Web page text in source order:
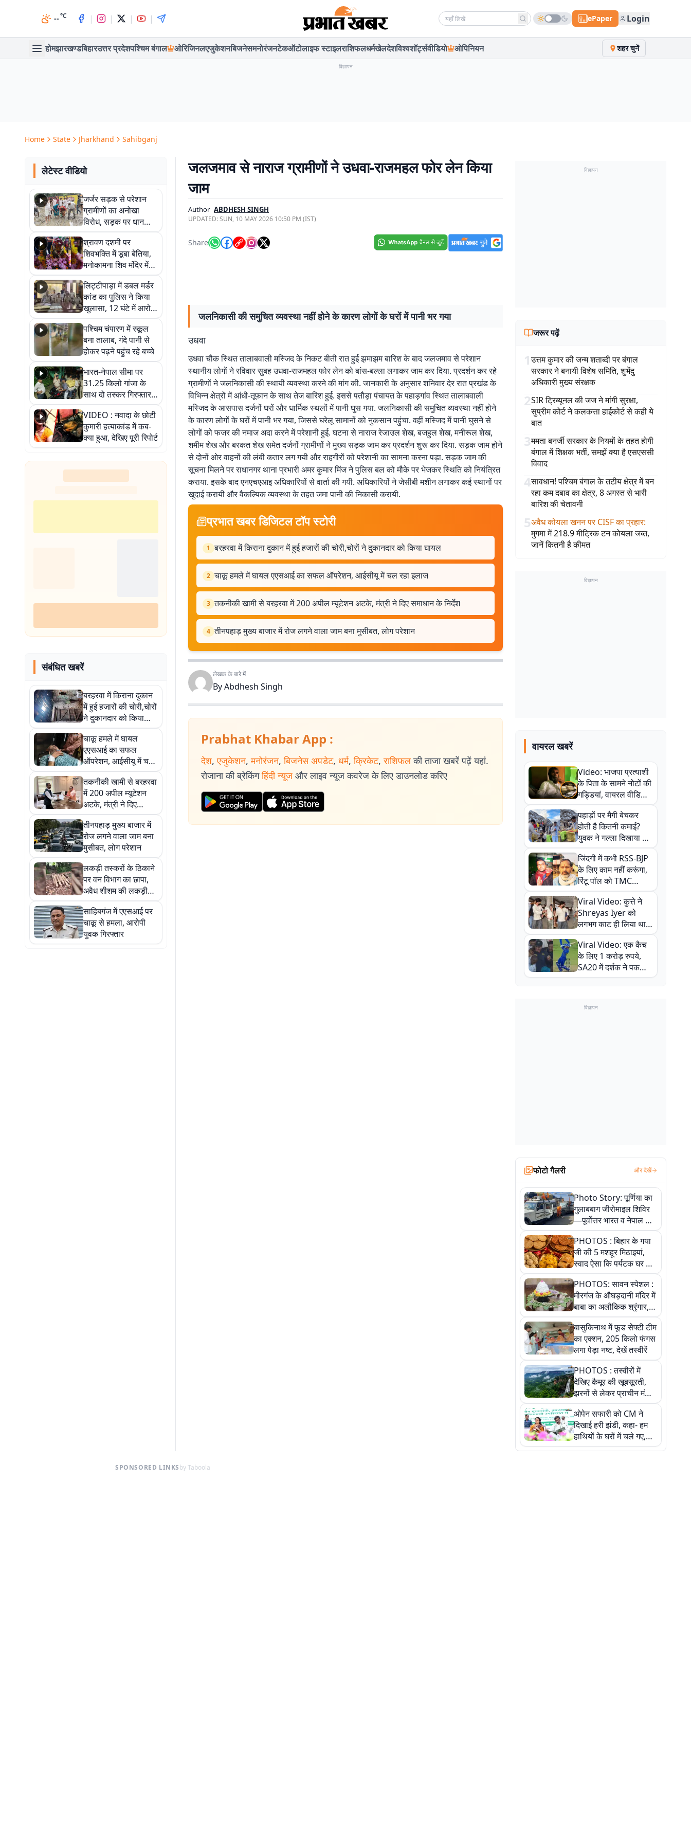
--°C | | | | Search news ePaper Login
होमझारखण्डबिहारउत्तर प्रदेशपश्चिम बंगाल ओरिजिनलएजुकेशनबिजनेसमनोरंजनटेकऑटोलाइफ स्टाइलराशिफलधर्मखेलदेशविश्वशॉर्ट्सवीडियो ओपिनियन शहर चुनें
विज्ञापन
Home State Jharkhand Sahibganj
लेटेस्ट वीडियो
जर्जर सड़क से परेशान
ग्रामीणों का अनोखा
विरोध, सड़क पर धान
रोपकर और खाद डालकर
जताया आक्रोश
श्रावण दशमी पर
शिवभक्ति में डूबा बेतिया,
मनोकामना शिव मंदिर में
हुआ भव्य श्रृंगार
लिट्टीपाड़ा में डबल मर्डर
कांड का पुलिस ने किया
खुलासा, 12 घंटे में आरोपी
गिरफ्तार
पश्चिम चंपारण में स्कूल
बना तालाब, गंदे पानी से
होकर पढ़ने पहुंच रहे बच्चे
भारत-नेपाल सीमा पर
31.25 किलो गांजा के
साथ दो तस्कर गिरफ्तार,
नेपाली नंबर की बाइक
जब्त
VIDEO : नवादा के छोटी
कुमारी हत्याकांड में कब-
क्या हुआ, देखिए पूरी रिपोर्ट
संबंधित खबरें
बरहरवा में किराना दुकान
में हुई हजारों की चोरी,चोरों
ने दुकानदार को किया
घायल
चाकू हमले में घायल
एएसआई का सफल
ऑपरेशन, आईसीयू में चल
रहा इलाज
तकनीकी खामी से बरहरवा
में 200 अपील म्यूटेशन
अटके, मंत्री ने दिए
समाधान के निर्देश
तीनपहाड़ मुख्य बाजार में
रोज लगने वाला जाम बना
मुसीबत, लोग परेशान
लकड़ी तस्करों के ठिकाने
पर वन विभाग का छापा,
अवैध शीशम की लकड़ी
बरामद
साहिबगंज में एएसआई पर
चाकू से हमला, आरोपी
युवक गिरफ्तार
जलजमाव से नाराज ग्रामीणों ने उधवा-राजमहल फोर लेन किया
जाम
Author ABDHESH SINGH
UPDATED:SUN, 10 MAY 2026 10:50 PM (IST)
Share
जलनिकासी की समुचित व्यवस्था नहीं होने के कारण लोगों के घरों में पानी भर गया
उधवा
उधवा चौक स्थित तालाबवाली मस्जिद के निकट बीती रात हुई झमाझम बारिश के बाद जलजमाव से परेशान
स्थानीय लोगों ने रविवार सुबह उधवा-राजमहल फोर लेन को बांस-बल्ला लगाकर जाम कर दिया. प्रदर्शन कर रहे
ग्रामीणों ने जलनिकासी की स्थायी व्यवस्था करने की मांग की. जानकारी के अनुसार शनिवार देर रात प्रखंड के
विभिन्न क्षेत्रों में आंधी-तूफान के साथ तेज बारिश हुई. इससे पतौड़ा पंचायत के पहाड़गांव स्थित तालाबवाली
मस्जिद के आसपास दर्जनों घरों और धार्मिक स्थलों में पानी घुस गया. जलनिकासी की समुचित व्यवस्था नहीं होने
के कारण लोगों के घरों में पानी भर गया, जिससे घरेलू सामानों को नुकसान पहुंचा. वहीं मस्जिद में पानी घुसने से
लोगों को फजर की नमाज अदा करने में परेशानी हुई. घटना से नाराज रेजाउल शेख, बजहुल शेख, मनीरूल शेख,
शमीम शेख और बरकत शेख समेत दर्जनों ग्रामीणों ने मुख्य सड़क जाम कर प्रदर्शन शुरू कर दिया. सड़क जाम होने
से दोनों ओर वाहनों की लंबी कतार लग गयी और राहगीरों को परेशानी का सामना करना पड़ा. सड़क जाम की
सूचना मिलने पर राधानगर थाना प्रभारी अमर कुमार मिंज ने पुलिस बल को मौके पर भेजकर स्थिति को नियंत्रित
कराया. इसके बाद एनएचएआइ अधिकारियों से वार्ता की गयी. अधिकारियों ने जेसीबी मशीन लगाकर कई स्थानों पर
खुदाई करायी और वैकल्पिक व्यवस्था के तहत जमा पानी की निकासी करायी.
प्रभात खबर डिजिटल टॉप स्टोरी
1 बरहरवा में किराना दुकान में हुई हजारों की चोरी,चोरों ने दुकानदार को किया घायल
2 चाकू हमले में घायल एएसआई का सफल ऑपरेशन, आईसीयू में चल रहा इलाज
3 तकनीकी खामी से बरहरवा में 200 अपील म्यूटेशन अटके, मंत्री ने दिए समाधान के निर्देश
4 तीनपहाड़ मुख्य बाजार में रोज लगने वाला जाम बना मुसीबत, लोग परेशान
लेखक के बारे में
ByAbdhesh Singh
Prabhat Khabar App :
देश, एजुकेशन, मनोरंजन, बिजनेस अपडेट, धर्म, क्रिकेट, राशिफल की ताजा खबरें पढ़ें यहां.
रोजाना की ब्रेकिंग हिंदी न्यूज और लाइव न्यूज कवरेज के लिए डाउनलोड करिए
विज्ञापन
जरूर पढ़ें
1उत्तम कुमार की जन्म शताब्दी पर बंगाल
सरकार ने बनायी विशेष समिति, शुभेंदु
अधिकारी मुख्य संरक्षक
2SIR ट्रिब्यूनल की जज ने मांगी सुरक्षा,
सुप्रीम कोर्ट ने कलकत्ता हाईकोर्ट से कही ये
बात
3ममता बनर्जी सरकार के नियमों के तहत होगी
बंगाल में शिक्षक भर्ती, समझें क्या है एसएससी
विवाद
4सावधान! पश्चिम बंगाल के तटीय क्षेत्र में बन
रहा कम दबाव का क्षेत्र, 8 अगस्त से भारी
बारिश की चेतावनी
5अवैध कोयला खनन पर CISF का प्रहार:
मुगमा में 218.9 मीट्रिक टन कोयला जब्त,
जानें कितनी है कीमत
विज्ञापन
वायरल खबरें
Video: भाजपा प्रत्याशी
के पिता के सामने नोटों की
गड्डियां, वायरल वीडियो
से राजनीति में उबाल,
अजित महतो बोले- TMC
की गंदी चाल
पहाड़ों पर मैगी बेचकर
होती है कितनी कमाई?
युवक ने गल्ला दिखाया तो
नौकरी वालों के खड़े हो गए
कान
जिंदगी में कभी RSS-BJP
के लिए काम नहीं करूंगा,
रिंटू पॉल को TMC
ऑफिस में ले जाकर पीटा,
Video वायरल
Viral Video: कुत्ते ने
Shreyas Iyer को
लगभग काट ही लिया था,
न्यूजीलैंड सीरीज से पहले
बाल-बाल बचे
Viral Video: एक कैच
के लिए 1 करोड़ रुपये,
SA20 में दर्शक ने पकड़ा
एक हाथ से गजब का कैच
विज्ञापन
फोटो गैलरी और देखें
Photo Story: पूर्णिया का
गुलाबबाग जीरोमाइल शिविर
—पूर्वोत्तर भारत व नेपाल के
कांवरियों का प्रमुख सेवा धाम
PHOTOS : बिहार के गया
जी की 5 मशहूर मिठाइयां,
स्वाद ऐसा कि पर्यटक घर ले
जाना नहीं भूलते, तस्वीरों में
देखें
PHOTOS: सावन स्पेशल :
मीरगंज के औघड़दानी मंदिर में
बाबा का अलौकिक श्रृंगार,
तस्वीरों में देखें महादेव के कई
मनमोहक स्वरूप
बासुकिनाथ में फूड सेफ्टी टीम
का एक्शन, 205 किलो फंगस
लगा पेड़ा नष्ट, देखें तस्वीरें
PHOTOS : तस्वीरों में
देखिए कैमूर की खूबसूरती,
झरनों से लेकर प्राचीन मंदिरों
तक प्रकृति और आस्था का
अद्भुत संगम
ओपेन सफारी को CM ने
दिखाई हरी झंडी, कहा- हम
हाथियों के घरों में चले गए,
देखें तस्वीरें
SPONSORED LINKSby Taboola